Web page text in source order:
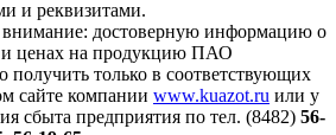
и реквизитами.
достоверную информацию о
и ценах на продукцию ПАО
только в соответствующих
сайте компании www.kuazot.ru или у
сбыта предприятия по тел. (8482) 56-